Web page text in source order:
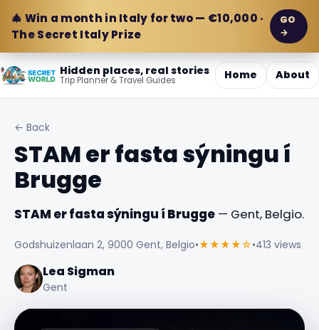
🎄 Win a month in Italy for two — €10,000 ·
The Secret Italy Prize
GO
→
Hidden places, real stories
Trip Planner & Travel Guides Home About
← Back
STAM er fasta sýningu í
Brugge
STAM er fasta sýningu í Brugge — Gent, Belgio.
Godshuizenlaan 2, 9000 Gent, Belgio•★★★★☆•413 views
Lea Sigman
Gent